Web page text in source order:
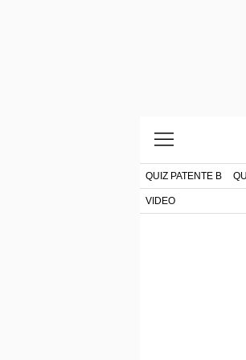
QUIZ PATENTE B
VIDEO